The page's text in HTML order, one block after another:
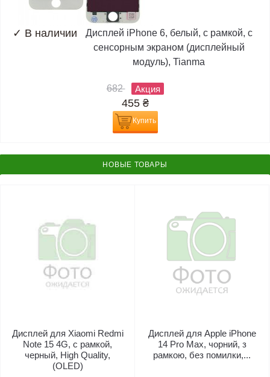
✓ В наличии
Дисплей iPhone 6, белый, с рамкой, с
сенсорным экраном (дисплейный
модуль), Tianma
682 Акция
455 ₴
Купить
НОВЫЕ ТОВАРЫ
Дисплей для Xiaomi Redmi
Note 15 4G, с рамкой,
черный, High Quality,
(OLED)
Дисплей для Apple iPhone
14 Pro Max, чорний, з
рамкою, без помилки,...